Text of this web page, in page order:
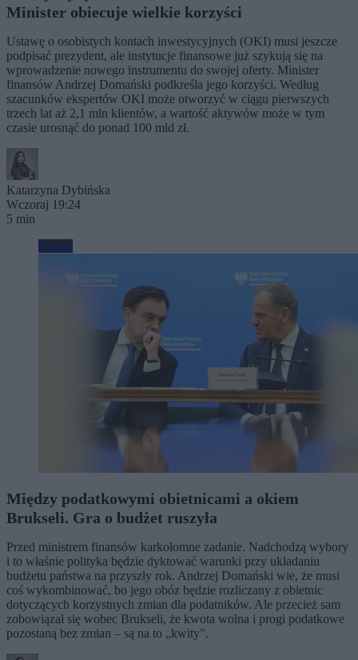
Minister obiecuje wielkie korzyści
Ustawę o osobistych kontach inwestycyjnych (OKI) musi jeszcze
podpisać prezydent, ale instytucje finansowe już szykują się na
wprowadzenie nowego instrumentu do swojej oferty. Minister
finansów Andrzej Domański podkreśla jego korzyści. Według
szacunków ekspertów OKI może otworzyć w ciągu pierwszych
trzech lat aż 2,1 mln klientów, a wartość aktywów może w tym
czasie urosnąć do ponad 100 mld zł.
Katarzyna Dybińska
Wczoraj 19:24
5 min
Biznes
Między podatkowymi obietnicami a okiem
Brukseli. Gra o budżet ruszyła
Przed ministrem finansów karkołomne zadanie. Nadchodzą wybory
i to właśnie polityka będzie dyktować warunki przy układaniu
budżetu państwa na przyszły rok. Andrzej Domański wie, że musi
coś wykombinować, bo jego obóz będzie rozliczany z obietnic
dotyczących korzystnych zmian dla podatników. Ale przecież sam
zobowiązał się wobec Brukseli, że kwota wolna i progi podatkowe
pozostaną bez zmian – są na to „kwity”.